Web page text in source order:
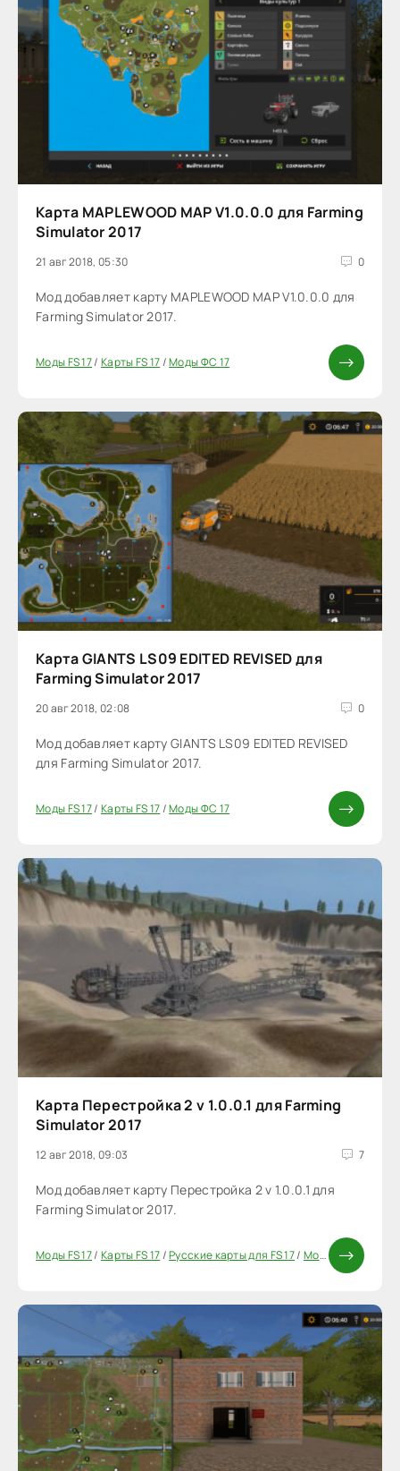
Карта MAPLEWOOD MAP V1.0.0.0 для Farming
Simulator 2017
21 авг 2018, 05:30 0
Мод добавляет карту MAPLEWOOD MAP V1.0.0.0 для
Farming Simulator 2017.
Моды FS 17/ Карты FS 17/Моды ФС 17
Карта GIANTS LS09 EDITED REVISED для
Farming Simulator 2017
20 авг 2018, 02:08 0
Мод добавляет карту GIANTS LS09 EDITED REVISED
для Farming Simulator 2017.
Моды FS 17/ Карты FS 17/Моды ФС 17
Карта Перестройка 2 v 1.0.0.1 для Farming
Simulator 2017
12 авг 2018, 09:03 7
Мод добавляет карту Перестройка 2 v 1.0.0.1 для
Farming Simulator 2017.
Моды FS 17/ Карты FS 17/Русские карты для FS 17/ Моды ФС 17